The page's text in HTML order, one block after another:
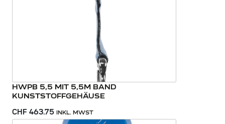
HWPB 5,5 MIT 5,5M BAND
KUNSTSTOFFGEHÄUSE
CHF 463.75 INKL. MWST